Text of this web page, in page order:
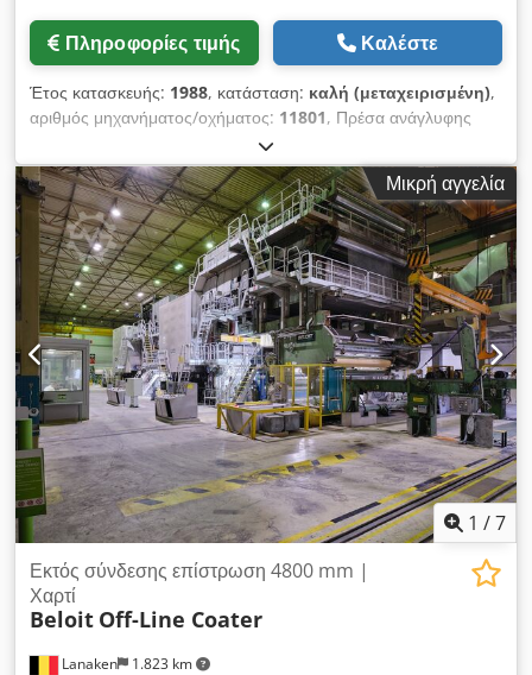
Πληροφορίες τιμής Καλέστε
Έτος κατασκευής: 1988, κατάσταση: καλή (μεταχειρισμένη),
αριθμός μηχανήματος/οχήματος: 11801, Πρέσα ανάγλυφης
εκτύπωσης/σφράγισης Gietz FSA 720. μέγεθος 720x520 mm,
ελάχιστο μέγεθος φύλλου 297x210, ανίχνευση διπλού φύλλου,
πίεση 120 t, μέγιστη ταχύτητα 5000 φύλλα/ώρα, ύψος σωρού
950 mm με μέγιστο 700kg, ύψος σωρού κατά την παράδοση
700mm, διαστάσεις μηχανής 380x280x195 cm
Crodpownqrgefx Ab Tjf Αριθμός μηχανήματος: 11801
Μικρή αγγελία
1 /7
Lanaken 1.823 km
Εκτός σύνδεσης επίστρωση 4800 mm |
Χαρτί
Beloit Off-Line Coater